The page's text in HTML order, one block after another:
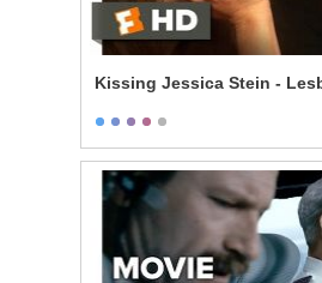
Kissing Jessica Stein -